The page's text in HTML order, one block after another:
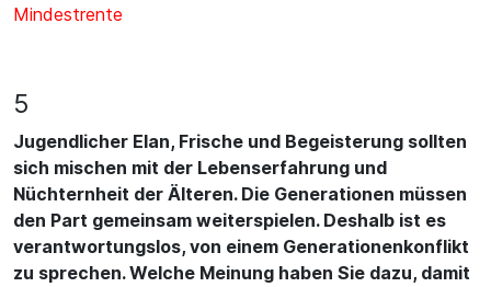
Mindestrente
5
Jugendlicher Elan, Frische und Begeisterung sollten
sich mischen mit der Lebenserfahrung und
Nüchternheit der Älteren. Die Generationen müssen
den Part gemeinsam weiterspielen. Deshalb ist es
verantwortungslos, von einem Generationenkonflikt
zu sprechen. Welche Meinung haben Sie dazu, damit